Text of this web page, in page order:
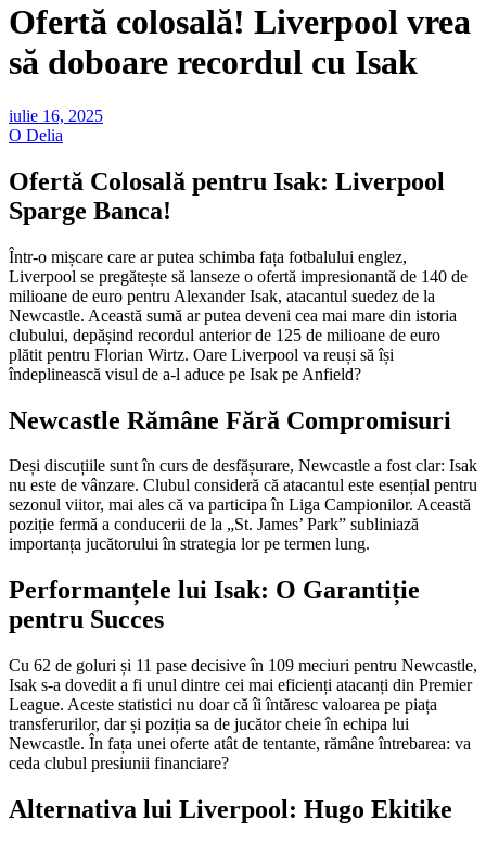
Ofertă colosală! Liverpool vrea
să doboare recordul cu Isak
iulie 16, 2025
O Delia
Ofertă Colosală pentru Isak: Liverpool
Sparge Banca!
Într-o mișcare care ar putea schimba fața fotbalului englez,
Liverpool se pregătește să lanseze o ofertă impresionantă de 140 de
milioane de euro pentru Alexander Isak, atacantul suedez de la
Newcastle. Această sumă ar putea deveni cea mai mare din istoria
clubului, depășind recordul anterior de 125 de milioane de euro
plătit pentru Florian Wirtz. Oare Liverpool va reuși să își
îndeplinească visul de a-l aduce pe Isak pe Anfield?
Newcastle Rămâne Fără Compromisuri
Deși discuțiile sunt în curs de desfășurare, Newcastle a fost clar: Isak
nu este de vânzare. Clubul consideră că atacantul este esențial pentru
sezonul viitor, mai ales că va participa în Liga Campionilor. Această
poziție fermă a conducerii de la „St. James’ Park” subliniază
importanța jucătorului în strategia lor pe termen lung.
Performanțele lui Isak: O Garantiție
pentru Succes
Cu 62 de goluri și 11 pase decisive în 109 meciuri pentru Newcastle,
Isak s-a dovedit a fi unul dintre cei mai eficienți atacanți din Premier
League. Aceste statistici nu doar că îi întăresc valoarea pe piața
transferurilor, dar și poziția sa de jucător cheie în echipa lui
Newcastle. În fața unei oferte atât de tentante, rămâne întrebarea: va
ceda clubul presiunii financiare?
Alternativa lui Liverpool: Hugo Ekitike